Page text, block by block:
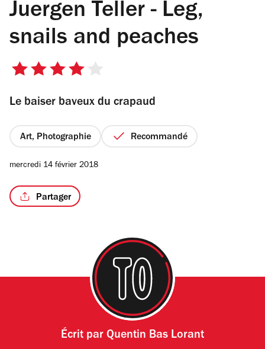
Juergen Teller - Leg,
snails and peaches
4
5
Le baiser baveux du crapaud
Art, Photographie Recommandé
mercredi 14 février 2018
Partager
Écrit par Quentin Bas Lorant